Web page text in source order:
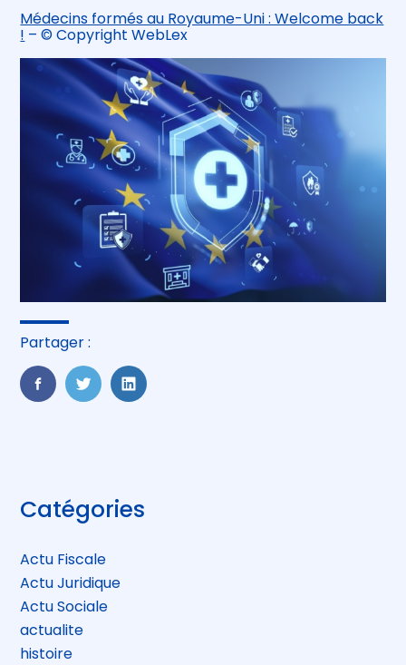
Médecins formés au Royaume-Uni : Welcome back
! – © Copyright WebLex
Partager :
FaceBook
TwitterLinkedIn
Blog
sidebar
Catégories
Actu Fiscale
Actu Juridique
Actu Sociale
actualite
histoire